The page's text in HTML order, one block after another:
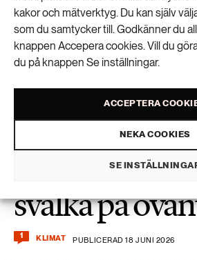
kakor och mätverktyg. Du kan själv
som du samtycker till. Godkänner du
knappen Accepera cookies. Vill du
du på knappen Se inställningar.
ACCEPTERA
NEKA COOKIES
SE
”Man kan se olja, diesel
kulturarv”
Din badsjö kan
svalka på
1 KLIMAT PUBLICERAD 18 JUNI 2026